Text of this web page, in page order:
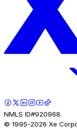
NMLS ID#920968.
© 1995-2026 Xe